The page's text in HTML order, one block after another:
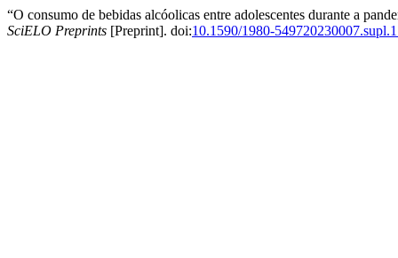
“O consumo de bebidas alcóolicas entre adolescentes durante a
SciELO Preprints [Preprint]. doi:10.1590/1980-